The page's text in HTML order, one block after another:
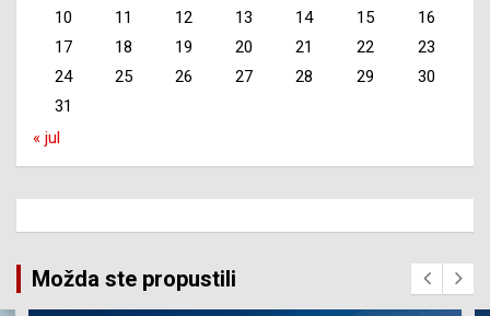
10
11 12 13 14 15
16
17
18 19 20 21 22
23
24
25 26 27 28 29
30
31
« jul
Možda ste propustili